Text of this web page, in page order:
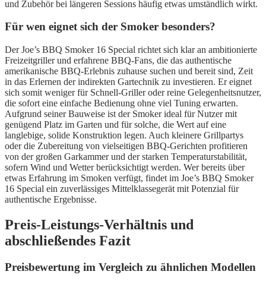
und Zubehör bei längeren Sessions häufig etwas umständlich wirkt.
Für wen eignet sich der Smoker besonders?
Der Joe’s BBQ Smoker 16 Special richtet sich klar an ambitionierte
Freizeitgriller und erfahrene BBQ-Fans, die das authentische
amerikanische BBQ-Erlebnis zuhause suchen und bereit sind, Zeit
in das Erlernen der indirekten Gartechnik zu investieren. Er eignet
sich somit weniger für Schnell-Griller oder reine Gelegenheitsnutzer,
die sofort eine einfache Bedienung ohne viel Tuning erwarten.
Aufgrund seiner Bauweise ist der Smoker ideal für Nutzer mit
genügend Platz im Garten und für solche, die Wert auf eine
langlebige, solide Konstruktion legen. Auch kleinere Grillpartys
oder die Zubereitung von vielseitigen BBQ-Gerichten profitieren
von der großen Garkammer und der starken Temperaturstabilität,
sofern Wind und Wetter berücksichtigt werden. Wer bereits über
etwas Erfahrung im Smoken verfügt, findet im Joe’s BBQ Smoker
16 Special ein zuverlässiges Mittelklassegerät mit Potenzial für
authentische Ergebnisse.
Preis-Leistungs-Verhältnis und
abschließendes Fazit
Preisbewertung im Vergleich zu ähnlichen Modellen